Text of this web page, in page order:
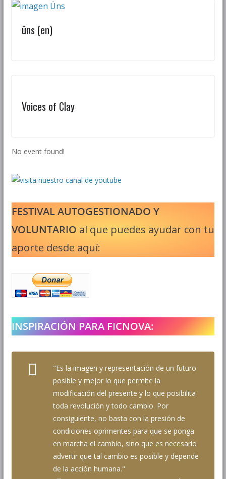
üns (en)
Voices of Clay
No event found!
FESTIVAL AUTOGESTIONADO Y
VOLUNTARIO al que puedes ayudar con tu
aporte desde aquí:
INSPIRACIÓN PARA FICNOVA:
"Es la imagen y representación de un futuro
posible y mejor lo que permite la
modificación del presente y lo que posibilita
toda revolución y todo cambio. Por
consiguiente, no basta con la presión de
condiciones oprimentes para que se ponga
en marcha el cambio, sino que es necesario
advertir que tal cambio es posible y depende
de la acción humana."